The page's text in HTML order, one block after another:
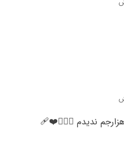
ندیدم 🤷🏻‍♂️❤️‍🩹